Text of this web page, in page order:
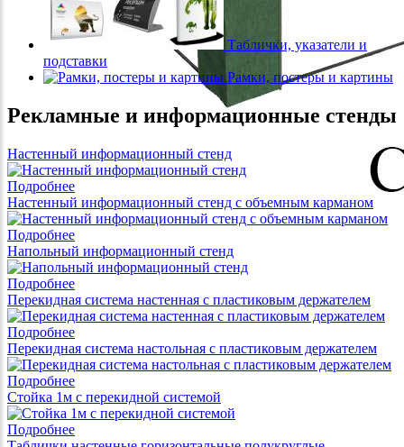
Таблички, указатели и
подставки
Рамки, постеры и картины
Рекламные и информационные стенды
Настенный информационный стенд
Подробнее
Настенный информационный стенд с объемным карманом
Подробнее
Напольный информационный стенд
Подробнее
Перекидная система настенная с пластиковым держателем
Подробнее
Перекидная система настольная с пластиковым держателем
Подробнее
Стойка 1м с перекидной системой
Подробнее